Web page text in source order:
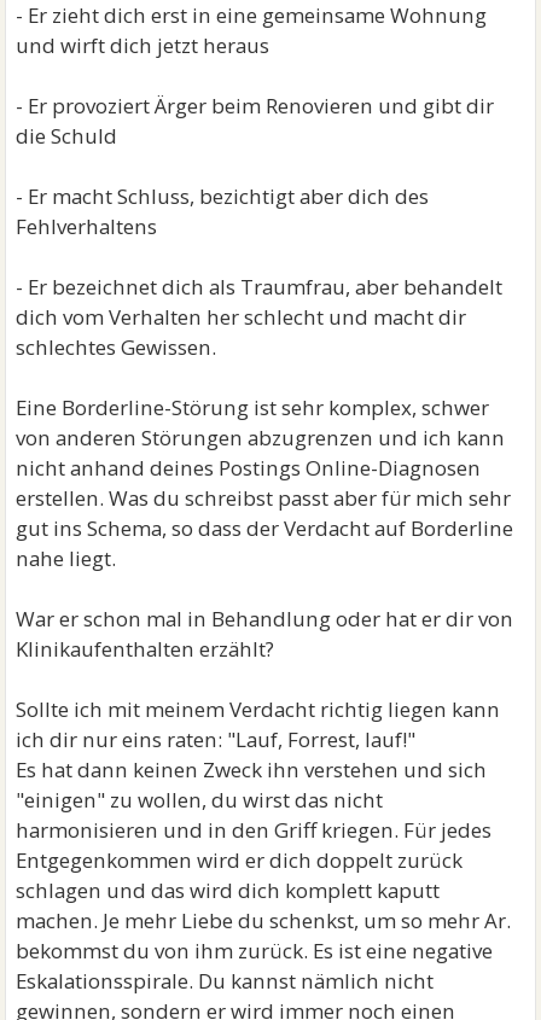
- Er zieht dich erst in eine gemeinsame Wohnung
und wirft dich jetzt heraus
- Er provoziert Ärger beim Renovieren und gibt dir
die Schuld
- Er macht Schluss, bezichtigt aber dich des
Fehlverhaltens
- Er bezeichnet dich als Traumfrau, aber behandelt
dich vom Verhalten her schlecht und macht dir
schlechtes Gewissen.
Eine Borderline-Störung ist sehr komplex, schwer
von anderen Störungen abzugrenzen und ich kann
nicht anhand deines Postings Online-Diagnosen
erstellen. Was du schreibst passt aber für mich sehr
gut ins Schema, so dass der Verdacht auf Borderline
nahe liegt.
War er schon mal in Behandlung oder hat er dir von
Klinikaufenthalten erzählt?
Sollte ich mit meinem Verdacht richtig liegen kann
ich dir nur eins raten: "Lauf, Forrest, lauf!"
Es hat dann keinen Zweck ihn verstehen und sich
"einigen" zu wollen, du wirst das nicht
harmonisieren und in den Griff kriegen. Für jedes
Entgegenkommen wird er dich doppelt zurück
schlagen und das wird dich komplett kaputt
machen. Je mehr Liebe du schenkst, um so mehr Ar.
bekommst du von ihm zurück. Es ist eine negative
Eskalationsspirale. Du kannst nämlich nicht
gewinnen, sondern er wird immer noch einen